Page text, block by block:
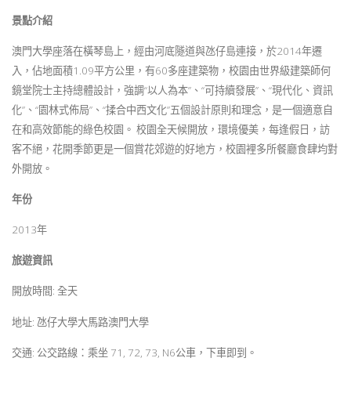
景點介紹
澳門大學座落在橫琴島上，經由河底隧道與氹仔島連接，於2014年遷
入，佔地面積1.09平方公里，有60多座建築物，校園由世界級建築師何
鏡堂院士主持總體設計，強調“以人為本”、“可持續發展”、“現代化、資訊
化”、“園林式佈局”、“揉合中西文化”五個設計原則和理念，是一個適意自
在和高效節能的綠色校園。 校園全天候開放，環境優美，每逢假日，訪
客不絕，花開季節更是一個賞花郊遊的好地方，校園裡多所餐廳食肆均對
外開放。
年份
2013年
旅遊資訊
開放時間: 全天
地址: 氹仔大學大馬路澳門大學
交通: 公交路線：乘坐 71, 72, 73, N6公車，下車即到。